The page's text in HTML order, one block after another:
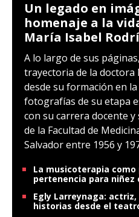
Un legado en
homenaje a la
María Isabel
A lo largo de sus
trayectoria de la doctora
desde su formación en la
fotografías de su etapa
con su carrera docente y
de la Facultad de
Salvador entre 1956 y
La musicoterapia
pertenencia para niñez
Egly Larreynaga:
historias desde el